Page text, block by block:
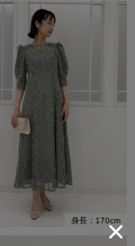
身長：170cm